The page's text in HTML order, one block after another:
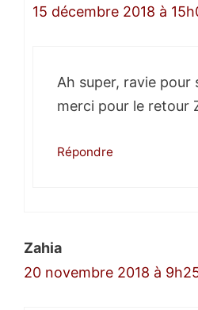
15 décembre 2018 à
Ah super, ravie pour
merci pour le retour
Répondre
Zahia
20 novembre 2018 à